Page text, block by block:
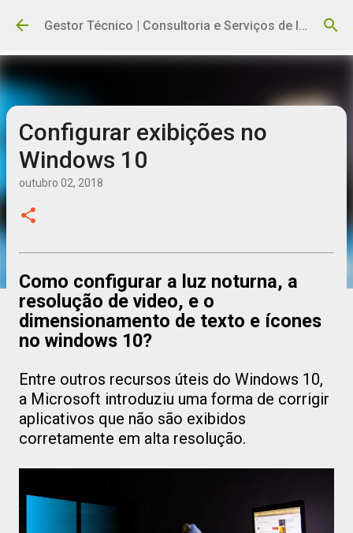
Pular para o conteúdo principal Gestor Técnico | Consultoria e Serviços de Informática
Configurar exibições no
Windows 10
outubro 02, 2018
Como configurar a luz noturna, a
resolução de video, e o
dimensionamento de texto e ícones
no windows 10?
Entre outros recursos úteis do Windows 10,
a Microsoft introduziu uma forma de corrigir
aplicativos que não são exibidos
corretamente em alta resolução.